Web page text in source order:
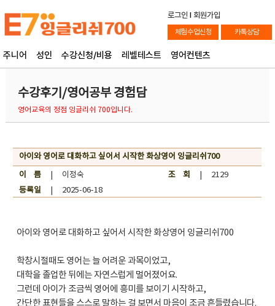
로그인 l 회원가입
체험수업신청 카톡상담
주니어 성인 수강신청/비용 레벨테스트 영어컨텐츠
수강후기/영어공부 경험담
영어교육의 정점 잉글리쉬 700입니다.
아이와 영어로 대화하고 싶어서 시작한 화상영어 잉글리쉬700
이 름| 이정숙 조 회
| 2129
등록일| 2025-06-18
아이와 영어로 대화하고 싶어서 시작한 화상영어 잉글리쉬700
학창시절때도 영어는 늘 어려운 과목이었고,
대학을 졸업한 뒤에는 자연스럽게 멀어졌어요.
그런데 아이가 조금씩 영어에 흥미를 보이기 시작하고,
간단한 표현들을 스스로 말하는 걸 보면서 마음이 조금 흔들렸습니다.